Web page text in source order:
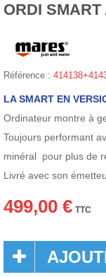
ORDI
Référence :
LA SMART EN
Ordinateur montre à
Toujours performant
minéral pour plus de
Livré avec son
499,00 € TTC